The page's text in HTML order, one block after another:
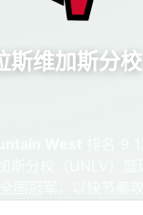
斯维加斯分校